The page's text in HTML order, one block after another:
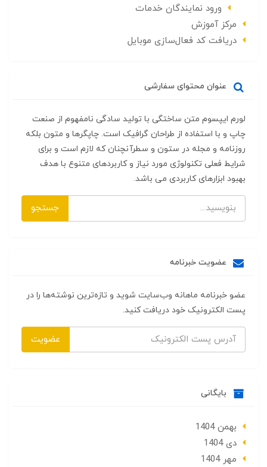
ورود نمایندگان خدمات
مرکز آموزش
دریافت کد فعال‌سازی موبایل
عنوان محتوای سفارشی
لورم ایپسوم متن ساختگی با تولید سادگی نامفهوم از صنعت
چاپ و با استفاده از طراحان گرافیک است. چاپگرها و متون بلکه
روزنامه و مجله در ستون و سطرآنچنان که لازم است و برای
شرایط فعلی تکنولوژی مورد نیاز و کاربردهای متنوع با هدف
بهبود ابزارهای کاربردی می باشد.
جستجو
عضویت خبرنامه
عضو خبرنامه ماهانه وب‌سایت شوید و تازه‌ترین نوشته‌ها را در
پست الکترونیک خود دریافت کنید.
عضویت
بایگانی
بهمن 1404
دی 1404
مهر 1404